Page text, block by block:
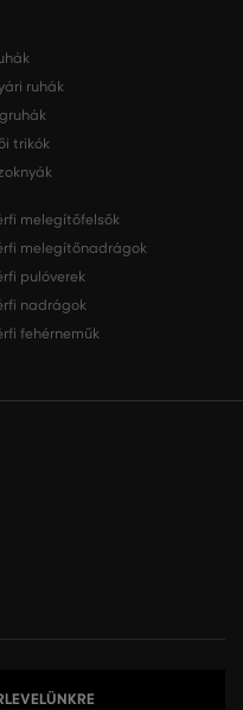
ruhák
trikók
melegítőfelsők
melegítőnadrágok
pulóverek
nadrágok
fehérneműk